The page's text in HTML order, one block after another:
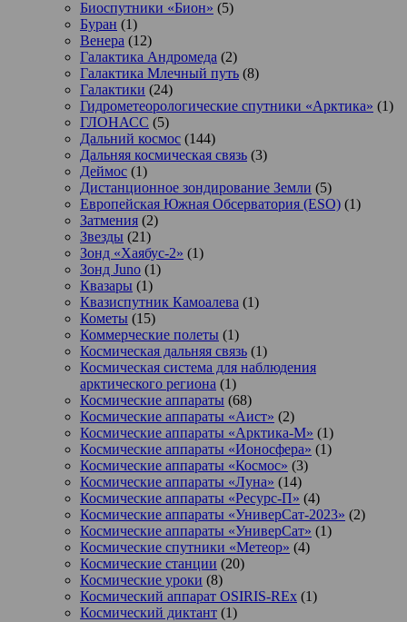
Биоспутники «Бион» (5)
Буран (1)
Венера (12)
Галактика Андромеда (2)
Галактика Млечный путь (8)
Галактики (24)
Гидрометеорологические спутники «Арктика» (1)
ГЛОНАСС (5)
Дальний космос (144)
Дальняя космическая связь (3)
Деймос (1)
Дистанционное зондирование Земли (5)
Европейская Южная Обсерватория (ESO) (1)
Затмения (2)
Звезды (21)
Зонд «Хаябус-2» (1)
Зонд Juno (1)
Квазары (1)
Квазиспутник Камоалева (1)
Кометы (15)
Коммерческие полеты (1)
Космическая дальняя связь (1)
Космическая система для наблюдения
арктического региона (1)
Космические аппараты (68)
Космические аппараты «Аист» (2)
Космические аппараты «Арктика-М» (1)
Космические аппараты «Ионосфера» (1)
Космические аппараты «Космос» (3)
Космические аппараты «Луна» (14)
Космические аппараты «Ресурс-П» (4)
Космические аппараты «УниверСат-2023» (2)
Космические аппараты «УниверСат» (1)
Космические спутники «Метеор» (4)
Космические станции (20)
Космические уроки (8)
Космический аппарат OSIRIS-REx (1)
Космический диктант (1)